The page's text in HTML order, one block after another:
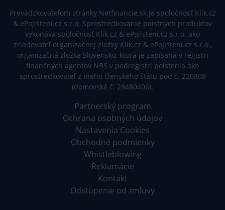
Prevádzkovateľom stránky Netfinancie.sk je spoločnosť Klik.cz
& ePojisteni.cz s.r.o. Sprostredkovanie poistných produktov
vykonáva spoločnosť Klik.cz & ePojisteni.cz s.r.o. ako
zriaďovateľ organizačnej zložky Klik.cz & ePojisteni.cz s.r.o.,
organizačná zložka Slovensko, ktorá je zapísaná v registri
finančných agentov NBS v podregistri poistenia ako
sprostredkovateľ z iného členského štátu pod č. 220808
(domovské č. 28480406).
Partnerský program
Ochrana osobných údajov
Nastavenia Cookies
Obchodné podmienky
Whistleblowing
Reklamácie
Kontakt
Odstúpenie od zmluvy